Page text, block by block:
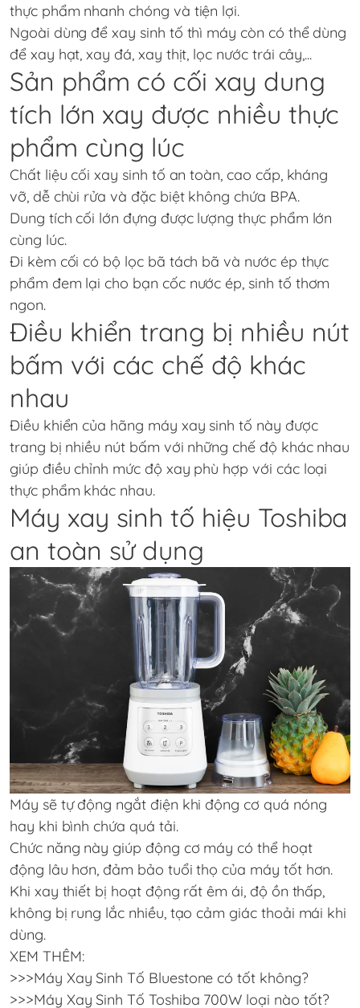
thực phẩm nhanh chóng và tiện lợi.
Ngoài dùng để xay sinh tố thì máy còn có thể dùng
để xay hạt, xay đá, xay thịt, lọc nước trái cây,...
Sản phẩm có cối xay dung
tích lớn xay được nhiều thực
phẩm cùng lúc
Chất liệu cối xay sinh tố an toàn, cao cấp, kháng
vỡ, dễ chùi rửa và đặc biệt không chứa BPA.
Dung tích cối lớn đựng được lượng thực phẩm lớn
cùng lúc.
Đi kèm cối có bộ lọc bã tách bã và nước ép thực
phẩm đem lại cho bạn cốc nước ép, sinh tố thơm
ngon.
Điều khiển trang bị nhiều nút
bấm với các chế độ khác
nhau
Điều khiển của hãng máy xay sinh tố này được
trang bị nhiều nút bấm với những chế độ khác nhau
giúp điều chỉnh mức độ xay phù hợp với các loại
thực phẩm khác nhau.
Máy xay sinh tố hiệu Toshiba
an toàn sử dụng
Máy sẽ tự động ngắt điện khi động cơ quá nóng
hay khi bình chứa quá tải.
Chức năng này giúp động cơ máy có thể hoạt
động lâu hơn, đảm bảo tuổi thọ của máy tốt hơn.
Khi xay thiết bị hoạt động rất êm ái, độ ồn thấp,
không bị rung lắc nhiều, tạo cảm giác thoải mái khi
dùng.
XEM THÊM:
>>>Máy Xay Sinh Tố Bluestone có tốt không?
>>>Máy Xay Sinh Tố Toshiba 700W loại nào tốt?